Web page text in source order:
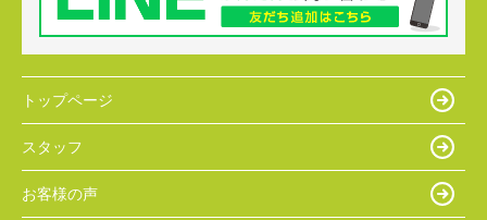
トップページ
スタッフ
お客様の声